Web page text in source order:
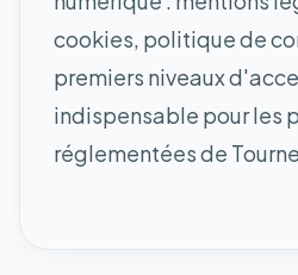
cookies, politique de
premiers niveaux
indispensable pour les
réglementées de